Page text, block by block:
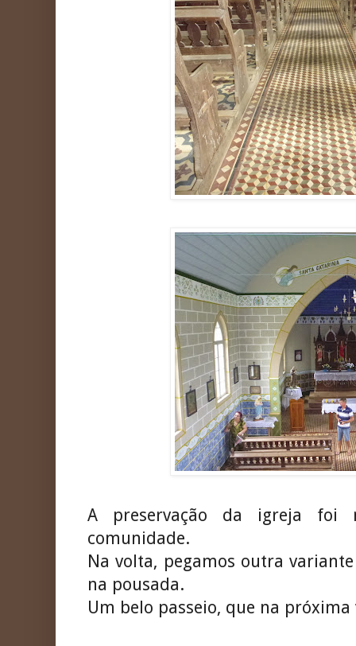
A preservação da igreja foi
comunidade.
Na volta, pegamos outra
na pousada.
Um belo passeio, que na próxima